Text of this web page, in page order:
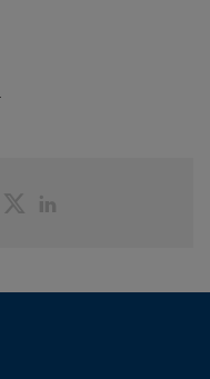
ShareShare